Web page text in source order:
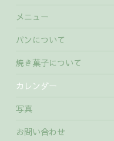
メニュー
パンについて
焼き菓子について
カレンダー
写真
お問い合わせ